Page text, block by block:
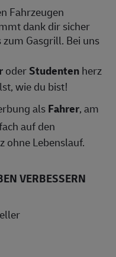
Fahrzeugen
dank dir sicher
Gasgrill. Bei uns
oderStudentenherz
wie du bist!
alsFahrer, am
auf den
ohne Lebenslauf.
VERBESSERN